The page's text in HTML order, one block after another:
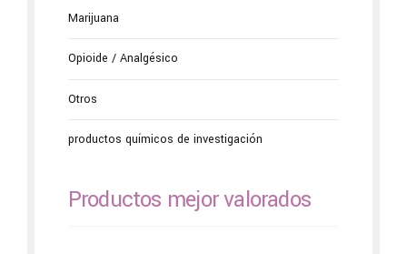
Marijuana
Opioide / Analgésico
Otros
productos químicos de investigación
Productos mejor valorados